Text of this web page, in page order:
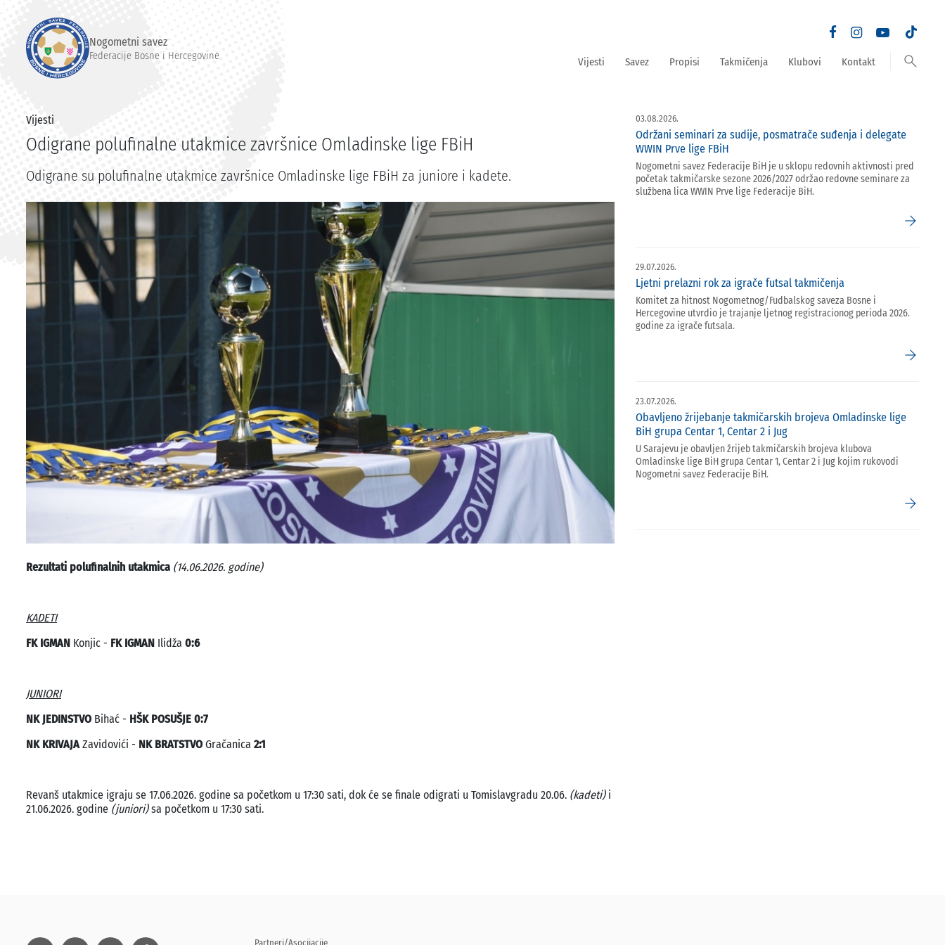
Nogometni savez
Federacije Bosne i Hercegovine Vijesti Savez Propisi Takmičenja Klubovi Kontakt search
Vijesti
Odigrane polufinalne utakmice završnice Omladinske lige FBiH
Odigrane su polufinalne utakmice završnice Omladinske lige FBiH za juniore i kadete.
Rezultati polufinalnih utakmica (14.06.2026. godine)
KADETI
FK IGMAN Konjic - FK IGMAN Ilidža 0:6
JUNIORI
NK JEDINSTVO Bihać - HŠK POSUŠJE 0:7
NK KRIVAJA Zavidovići - NK BRATSTVO Gračanica 2:1
Revanš utakmice igraju se 17.06.2026. godine sa početkom u 17:30 sati, dok će se finale odigrati u Tomislavgradu 20.06. (kadeti)i
21.06.2026. godine (juniori)sa početkom u 17:30 sati.
03.08.2026.
Održani seminari za sudije, posmatrače suđenja i delegate
WWIN Prve lige FBiH
Nogometni savez Federacije BiH je u sklopu redovnih aktivnosti pred
početak takmičarske sezone 2026/2027 održao redovne seminare za
službena lica WWIN Prve lige Federacije BiH.
arrow_forward
29.07.2026.
Ljetni prelazni rok za igrače futsal takmičenja
Komitet za hitnost Nogometnog/Fudbalskog saveza Bosne i
Hercegovine utvrdio je trajanje ljetnog registracionog perioda 2026.
godine za igrače futsala.
arrow_forward
23.07.2026.
Obavljeno žrijebanje takmičarskih brojeva Omladinske lige
BiH grupa Centar 1, Centar 2 i Jug
U Sarajevu je obavljen žrijeb takmičarskih brojeva klubova
Omladinske lige BiH grupa Centar 1, Centar 2 i Jug kojim rukovodi
Nogometni savez Federacije BiH.
arrow_forward
Partneri/Asocijacije